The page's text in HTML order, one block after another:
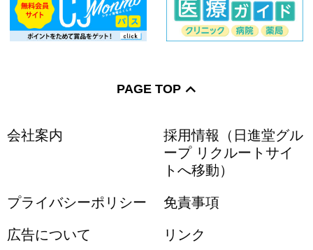
PAGE TOP
会社案内
採用情報（日進堂グル
ープ リクルートサイ
トへ移動）
プライバシーポリシー 免責事項
広告について リンク